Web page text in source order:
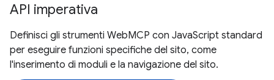
API imperativa
Definisci gli strumenti WebMCP con JavaScript standard
per eseguire funzioni specifiche del sito, come
l'inserimento di moduli e la navigazione del sito.